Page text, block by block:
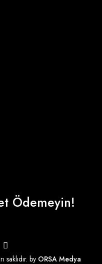
Ödemeyin!
saklıdır. by ORSA Medya